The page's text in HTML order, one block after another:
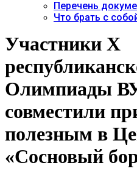
Перечень
Что брать с
Участники Х
Олимпиады
совместили
полезным в
«Сосновый